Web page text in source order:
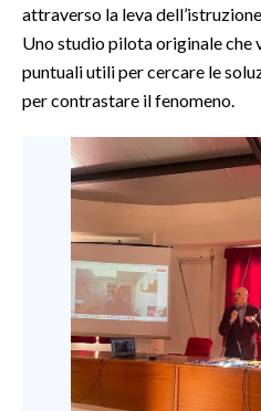
SPIAGGE
STORE
attraverso la leva dell’istruzione
Uno studio pilota originale che
puntuali utili per cercare le
per contrastare il fenomeno.